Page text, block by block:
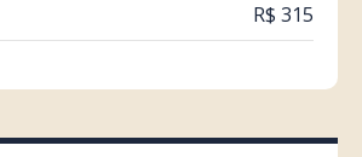
R$ 315